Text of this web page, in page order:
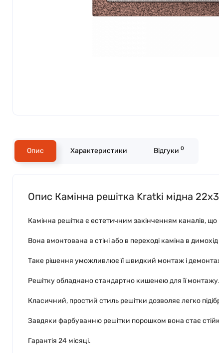
Опис Характеристики Відгуки 0
Опис Камінна решітка Kratki мідна
Камінна решітка є естетичним закінченням каналів, що
Вона вмонтована в стіні або в переході каміна в
Таке рішення уможливлює її швидкий монтаж і
Решітку обладнано стандартно кишенею для її монтажу.
Класичний, простий стиль решітки дозволяє легко
Завдяки фарбуванню решітки порошком вона стає
Гарантія 24 місяці.